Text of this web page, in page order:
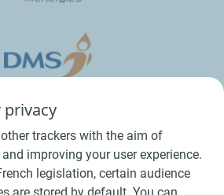
privacy
trackers with the aim of
improving your user experience.
legislation, certain audience